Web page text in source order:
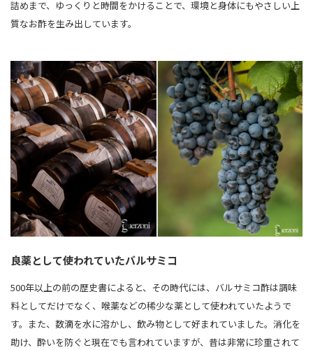
詰めまで、ゆっくりと時間をかけることで、環境と身体にもやさしい上
質なお酢を生み出しています。
良薬として使われていたバルサミコ
500年以上の前の歴史書によると、その時代には、バルサミコ酢は調味
料としてだけでなく、喉薬などの稀少な薬として使われていたようで
す。また、数滴を水に溶かし、飲み物として好まれていました。消化を
助け、酔いを防ぐと現在でも言われていますが、昔は非常に珍重されて